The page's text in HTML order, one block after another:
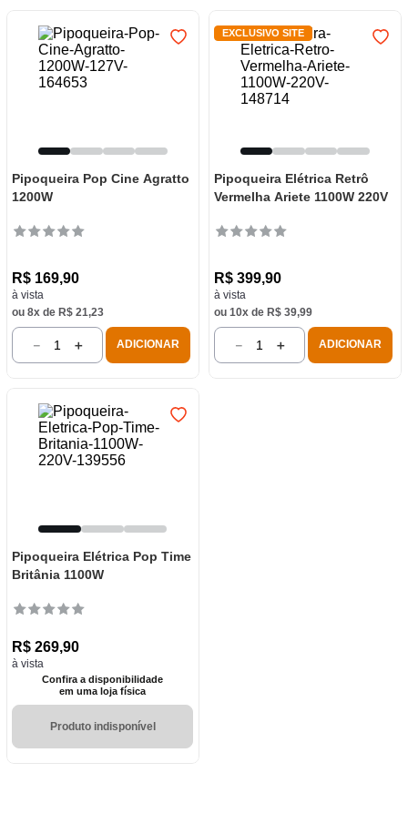
Pipoqueira Pop Cine Agratto
1200W
R$ 169,90
à vista
ou 8x de R$ 21,23
＋
－ ADICIONAR
EXCLUSIVO SITE
Pipoqueira Elétrica Retrô
Vermelha Ariete 1100W 220V
R$ 399,90
à vista
ou 10x de R$ 39,99
＋
－ ADICIONAR
Pipoqueira Elétrica Pop Time
Britânia 1100W
R$ 269,90
à vista
Confira a disponibilidade
em uma loja física
Produto indisponível
8º panelas
9º varal
10º caneca